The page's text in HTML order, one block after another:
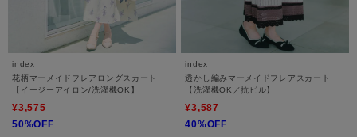
index
花柄マーメイドフレアロングスカート
【イージーアイロン/洗濯機OK】
¥3,575
50%OFF
index
透かし編みマーメイドフレアスカート
【洗濯機OK／抗ピル】
¥3,587
40%OFF